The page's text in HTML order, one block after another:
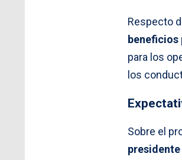
Respecto
beneficios
para los
los
Sobre el